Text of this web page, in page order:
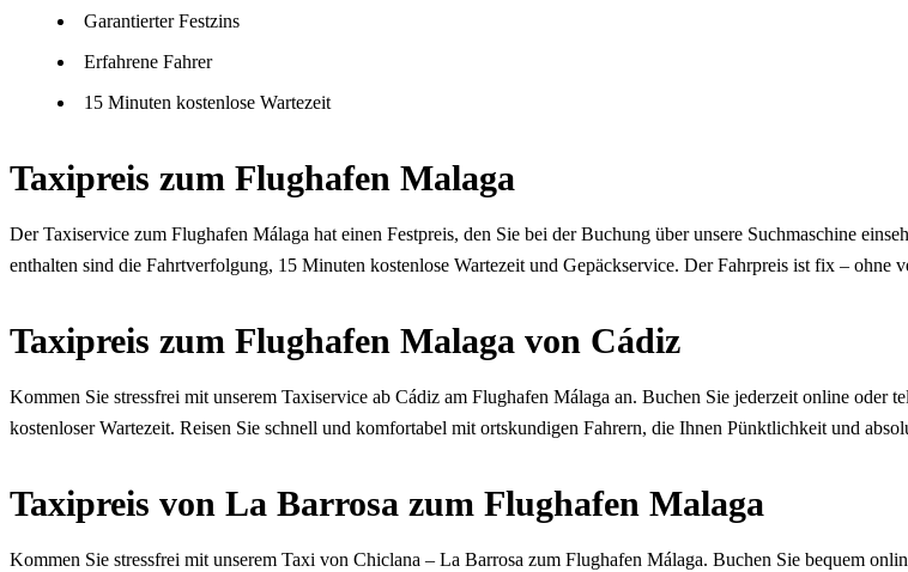
Garantierter Festzins
Erfahrene Fahrer
15 Minuten kostenlose Wartezeit
Taxipreis zum Flughafen Malaga
Der Taxiservice zum Flughafen Málaga hat einen Festpreis, den Sie bei der Buchung über unsere Suchmaschine
enthalten sind die Fahrtverfolgung, 15 Minuten kostenlose Wartezeit und Gepäckservice. Der Fahrpreis ist fix – ohne
Taxipreis zum Flughafen Malaga von Cádiz
Kommen Sie stressfrei mit unserem Taxiservice ab Cádiz am Flughafen Málaga an. Buchen Sie jederzeit online
kostenloser Wartezeit. Reisen Sie schnell und komfortabel mit ortskundigen Fahrern, die Ihnen Pünktlichkeit und
Taxipreis von La Barrosa zum Flughafen Malaga
Kommen Sie stressfrei mit unserem Taxi von Chiclana – La Barrosa zum Flughafen Málaga. Buchen Sie bequem